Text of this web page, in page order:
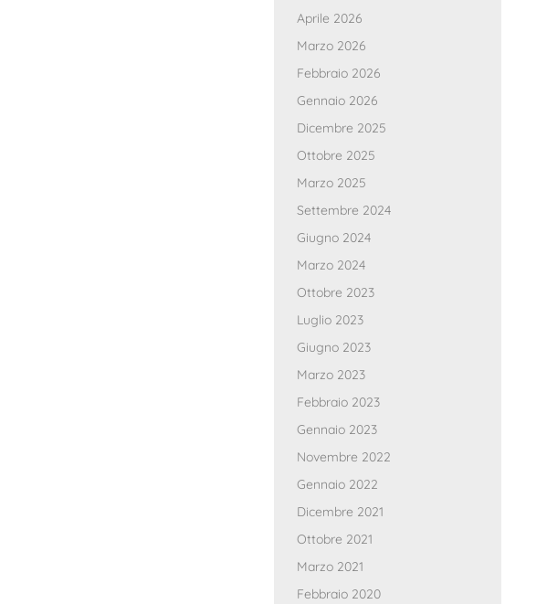
Aprile 2026
Marzo 2026
Febbraio 2026
Gennaio 2026
Dicembre 2025
Ottobre 2025
Marzo 2025
Settembre 2024
Giugno 2024
Marzo 2024
Ottobre 2023
Luglio 2023
Giugno 2023
Marzo 2023
Febbraio 2023
Gennaio 2023
Novembre 2022
Gennaio 2022
Dicembre 2021
Ottobre 2021
Marzo 2021
Febbraio 2020